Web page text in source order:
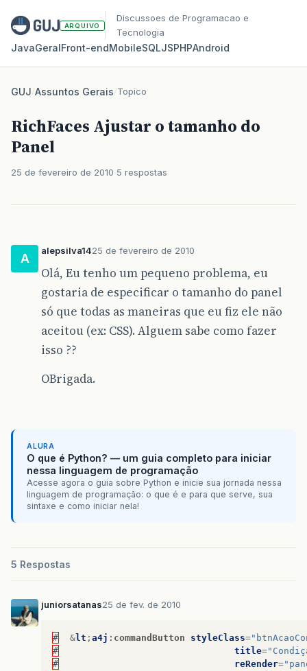
ARQUIVO
Discussoes de Programacao e
Tecnologia
JavaGeralFront‑endMobileSQLJSPHPAndroid
GUJ/Assuntos Gerais/Topico
RichFaces Ajustar o tamanho do
Panel
25 de fevereiro de 2010 5 respostas
A
alepsilva1425 de fevereiro de 2010
Olá, Eu tenho um pequeno problema, eu
gostaria de especificar o tamanho do panel
só que todas as maneiras que eu fiz ele não
aceitou (ex: CSS). Alguem sabe como fazer
isso ??
OBrigada.
ALURA
O que é Python? — um guia completo para iniciar
nessa linguagem de programação
Acesse agora o guia sobre Python e inicie sua jornada nessa
linguagem de programação: o que é e para que serve, sua
sintaxe e como iniciar nela!
5 Respostas
juniorsatanas25 de fev. de 2010
# &lt ; a4j : commandButton styleClass=
#
title=
#
reRender=